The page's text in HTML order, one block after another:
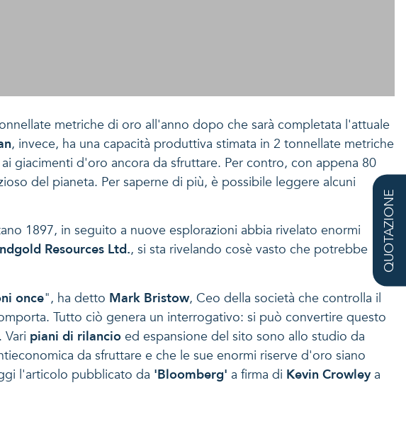
metriche di oro all'anno dopo che sarà completata l'attuale
, invece, ha una capacità produttiva stimata in 2 tonnellate metriche
giacimenti d'oro ancora da sfruttare. Per contro, con appena 80
del pianeta. Per saperne di più, è possibile leggere alcuni
1897, in seguito a nuove esplorazioni abbia rivelato enormi
Resources Ltd., si sta rivelando cosè vasto che potrebbe
once", ha detto Mark Bristow, Ceo della società che controlla il
Tutto ciò genera un interrogativo: si può convertire questo
piani di rilancio ed espansione del sito sono allo studio da
da sfruttare e che le sue enormi riserve d'oro siano
l'articolo pubblicato da 'Bloomberg' a firma di Kevin Crowleya
QUOTAZIONE